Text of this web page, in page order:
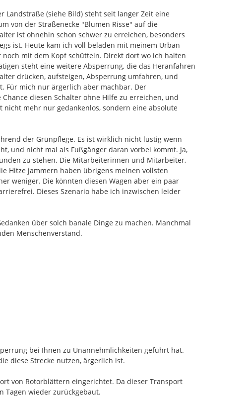
Landstraße (siehe Bild) steht seit langer Zeit eine
von der Straßenecke "Blumen Risse" auf die
ist ohnehin schon schwer zu erreichen, besonders
ist. Heute kam ich voll beladen mit meinem Urban
mit dem Kopf schütteln. Direkt dort wo ich halten
steht eine weitere Absperrung, die das Heranfahren
drücken, aufsteigen, Absperrung umfahren, und
Für mich nur ärgerlich aber machbar. Der
diesen Schalter ohne Hilfe zu erreichen, und
mehr nur gedankenlos, sondern eine absolute
der Grünpflege. Es ist wirklich nicht lustig wenn
und nicht mal als Fußgänger daran vorbei kommt. Ja,
zu stehen. Die Mitarbeiterinnen und Mitarbeiter,
Hitze jammern haben übrigens meinen vollsten
weniger. Die könnten diesen Wagen aber ein paar
Dieses Szenario habe ich inzwischen leider
über solch banale Dinge zu machen. Manchmal
Menschenverstand.
bei Ihnen zu Unannehmlichkeiten geführt hat.
diese Strecke nutzen, ärgerlich ist.
von Rotorblättern eingerichtet. Da dieser Transport
Tagen wieder zurückgebaut.